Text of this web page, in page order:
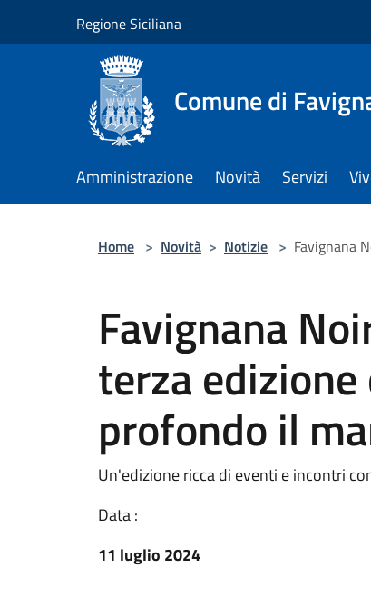
Regione Siciliana
Comune di
Amministrazione Novità Servizi
Home > Novità > Notizie > Favignana
Favignana
terza
profondo il
Un'edizione ricca di eventi e incontri
Data :
11 luglio 2024